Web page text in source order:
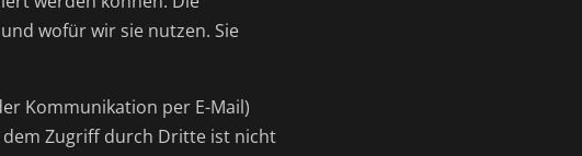
wofür wir sie nutzen. Sie
Kommunikation per E-Mail)
dem Zugriff durch Dritte ist nicht